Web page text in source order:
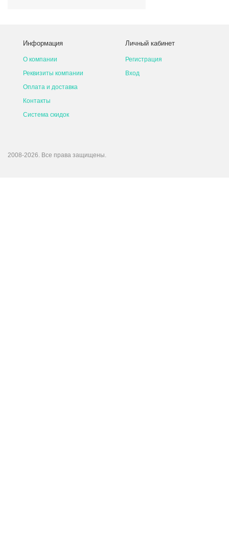
Информация
О компании
Реквизиты компании
Оплата и доставка
Контакты
Система скидок
Личный кабинет
Регистрация
Вход
2008-2026. Все права защищены.